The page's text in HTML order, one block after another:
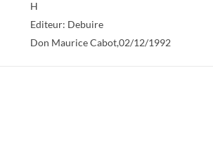
H
Editeur: Debuire
Don Maurice Cabot,02/12/1992